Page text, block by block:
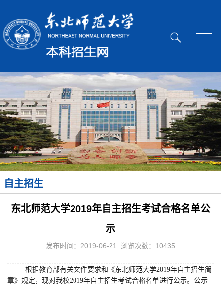
自主招生
东北师范大学2019年自主招生考试合格名单公
示
发布时间：2019-06-21 浏览次数： 10435
根据教育部有关文件要求和《东北师范大学2019年自主招生简
章》规定，现对我校2019年自主招生考试合格名单进行公示。公示